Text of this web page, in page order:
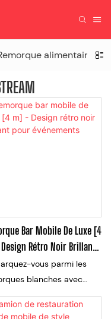
alimentaire
Bar Mobile De Luxe [4
Rétro Noir Brillant
vous parmi les
blanches avec
superbe édition rétro
Alliant une